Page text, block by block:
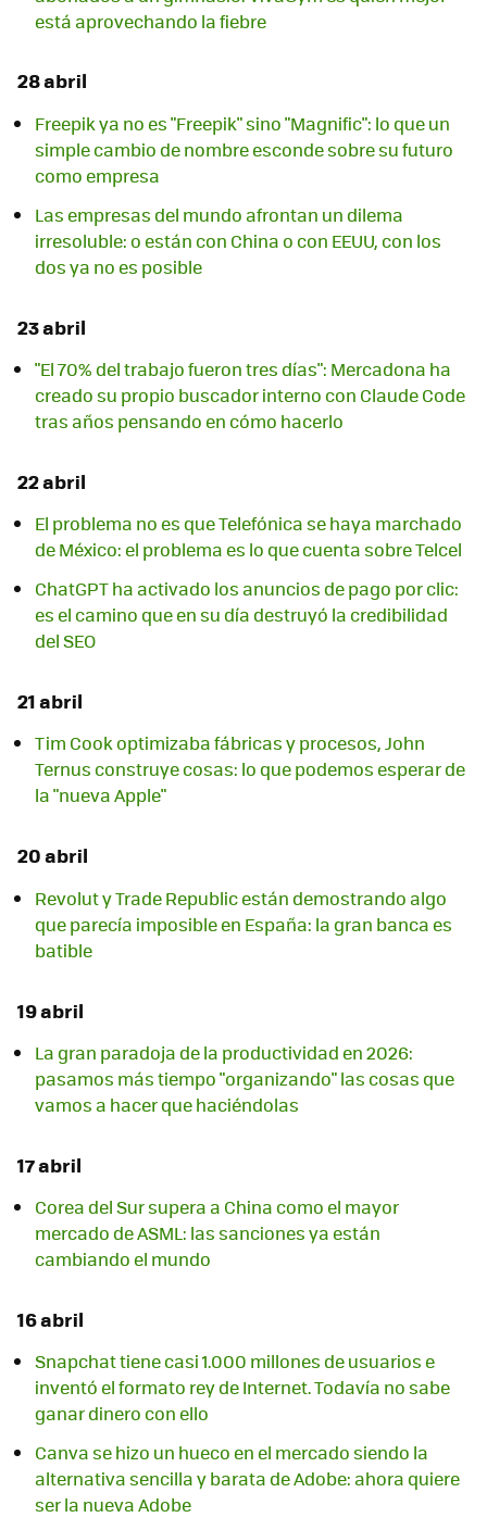
está aprovechando la fiebre
28 abril
Freepik ya no es "Freepik" sino "Magnific": lo que un
simple cambio de nombre esconde sobre su futuro
como empresa
Las empresas del mundo afrontan un dilema
irresoluble: o están con China o con EEUU, con los
dos ya no es posible
23 abril
"El 70% del trabajo fueron tres días": Mercadona ha
creado su propio buscador interno con Claude Code
tras años pensando en cómo hacerlo
22 abril
El problema no es que Telefónica se haya marchado
de México: el problema es lo que cuenta sobre Telcel
ChatGPT ha activado los anuncios de pago por clic:
es el camino que en su día destruyó la credibilidad
del SEO
21 abril
Tim Cook optimizaba fábricas y procesos, John
Ternus construye cosas: lo que podemos esperar de
la "nueva Apple"
20 abril
Revolut y Trade Republic están demostrando algo
que parecía imposible en España: la gran banca es
batible
19 abril
La gran paradoja de la productividad en 2026:
pasamos más tiempo "organizando" las cosas que
vamos a hacer que haciéndolas
17 abril
Corea del Sur supera a China como el mayor
mercado de ASML: las sanciones ya están
cambiando el mundo
16 abril
Snapchat tiene casi 1.000 millones de usuarios e
inventó el formato rey de Internet. Todavía no sabe
ganar dinero con ello
Canva se hizo un hueco en el mercado siendo la
alternativa sencilla y barata de Adobe: ahora quiere
ser la nueva Adobe